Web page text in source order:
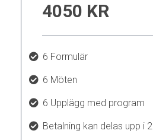
4050 KR
6 Formulär
6 Möten
6 Upplägg med program
Betalning kan delas upp i 2